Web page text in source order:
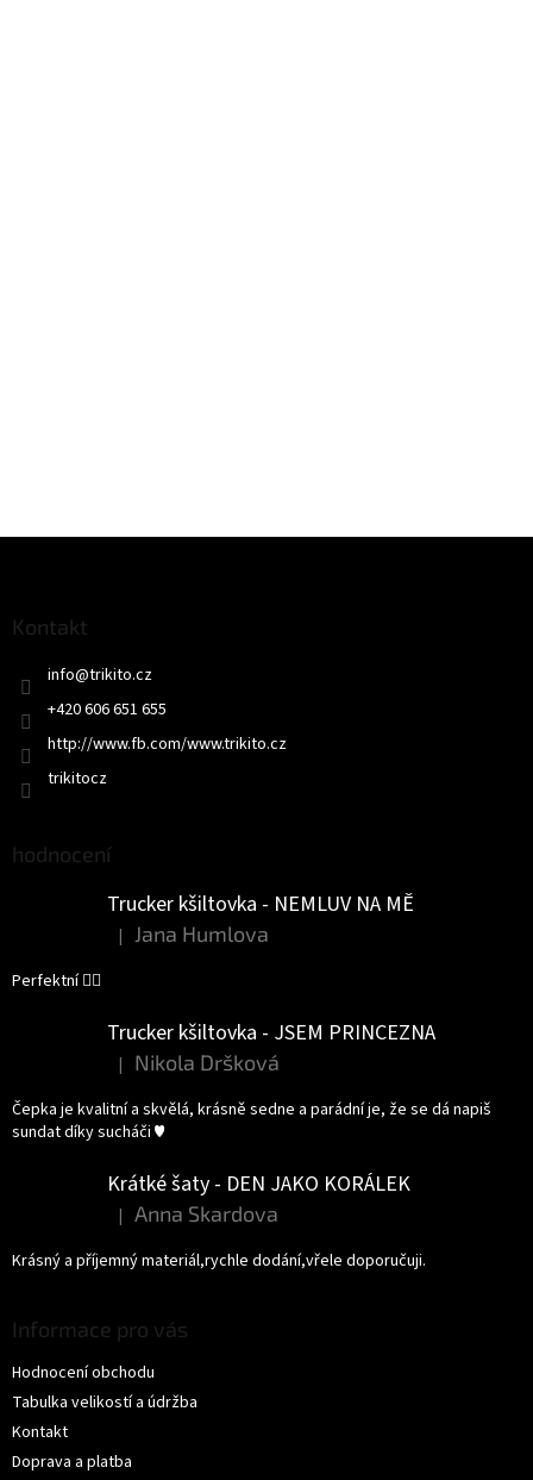
Kontakt
info@trikito.cz
+420 606 651 655
http://www.fb.com/www.trikito.cz
trikitocz
hodnocení
Trucker kšiltovka - NEMLUV NA MĚ
Hodnocení produktu je 5 z 5 hvězdiček.
| Jana Humlova
Perfektní 👌🏻
Trucker kšiltovka - JSEM PRINCEZNA
Hodnocení produktu je 5 z 5 hvězdiček.
| Nikola Dršková
Čepka je kvalitní a skvělá, krásně sedne a parádní je, že se dá napiš
sundat díky sucháči ♥️
Krátké šaty - DEN JAKO KORÁLEK
Hodnocení produktu je 5 z 5 hvězdiček.
| Anna Skardova
Krásný a příjemný materiál,rychle dodání,vřele doporučuji.
Informace pro vás
Hodnocení obchodu
Tabulka velikostí a údržba
Kontakt
Doprava a platba